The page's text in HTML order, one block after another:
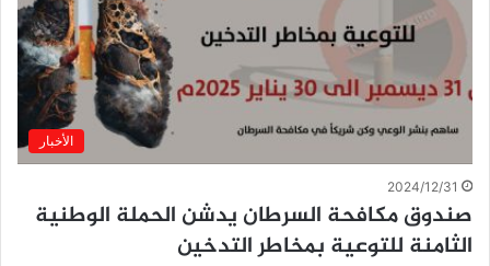
الأخبار
2024/12/31
صندوق مكافحة السرطان يدشن الحملة الوطنية
الثامنة للتوعية بمخاطر التدخين